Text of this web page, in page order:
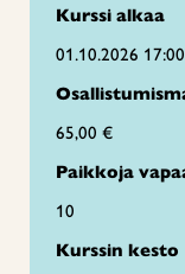
Kurssi alkaa
01.10.2026 17:00
65,00 €
Paikkoja
10
Kurssin kesto